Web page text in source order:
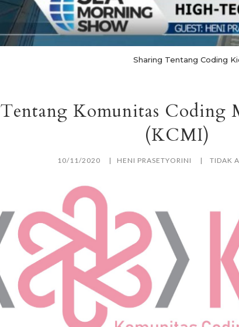
Sharing Tentang Coding
Tentang Komunitas Coding
(KCMI)
10/11/2020 HENI PRASETYORINI TIDAK